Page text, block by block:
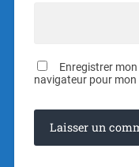
Enregistrer
navigateur pour